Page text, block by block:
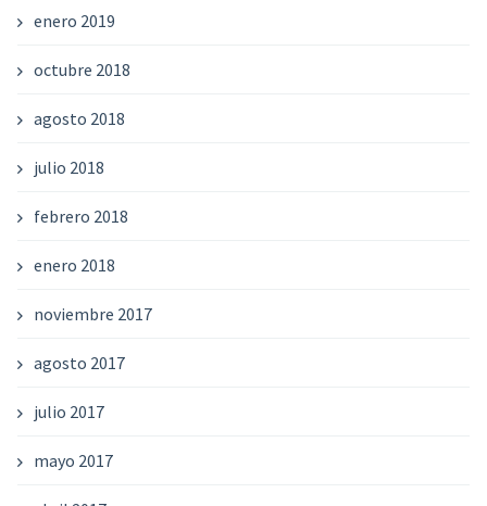
enero 2019
octubre 2018
agosto 2018
julio 2018
febrero 2018
enero 2018
noviembre 2017
agosto 2017
julio 2017
mayo 2017